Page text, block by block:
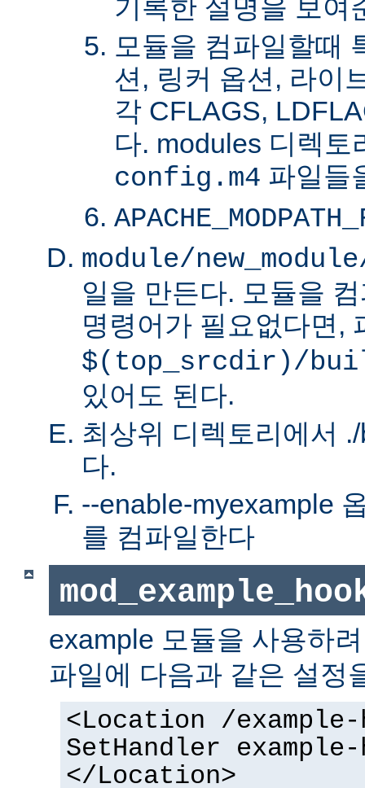
기록한 설명을 보여
모듈을 컴파일할때
션, 링커 옵션, 라이
각 CFLAGS,
다. modules 디렉토
config.m4 파일들
module/
일을 만든다. 모듈을
명령어가 필요없다면,
$(top_srcdir)/
있어도 된다.
최상위 디렉토리에서
다.
--enable-myexample
를 컴파일한다
example 모듈을 사용하
파일에 다음과 같은 설정
<Location /
SetHandler
</Location>